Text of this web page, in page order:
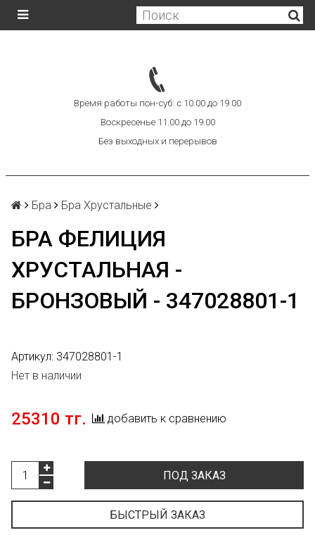
Время работы пон-суб: с 10.00 до 19.00
Воскресенье 11.00 до 19.00
Без выходных и перерывов
Бра Бра Хрустальные
БРА ФЕЛИЦИЯ
ХРУСТАЛЬНАЯ -
БРОНЗОВЫЙ - 347028801-1
Артикул: 347028801-1
Нет в наличии
25310 тг. добавить к сравнению
ПОД ЗАКАЗ
БЫСТРЫЙ ЗАКАЗ